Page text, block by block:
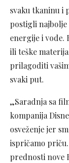
svaku tkaninu i
postigli
energije i vode.
ili teške
prilagoditi
svaki put.
„Saradnja sa
kompanija
osveženje jer
ispričamo
prednosti nove